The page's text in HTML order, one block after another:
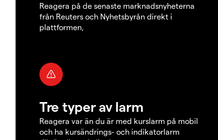
Reagera på de senaste marknadsnyheterna
från Reuters och Nyhetsbyrån direkt i
plattformen,
Tre typer av larm
Reagera var än du är med kurslarm på mobil
och ha kursändrings- och indikatorlarm